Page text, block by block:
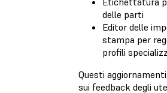
delle parti
Editor delle
stampa per
profili
Questi
sui feedback degli